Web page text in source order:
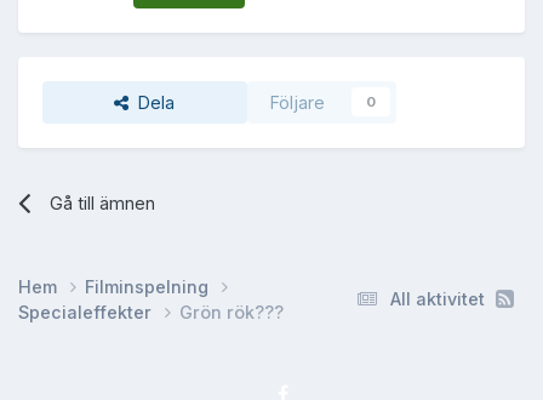
Dela Följare 0
Gå till ämnen
All aktivitet
Hem
Filminspelning
Specialeffekter
Grön rök???